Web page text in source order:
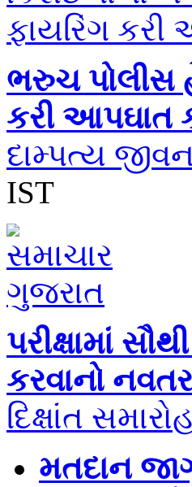
ભરુચ પોલીસ
કરી આપઘાત
દામ્પત્ય
IST
પરીક્ષામાં
કરવાનો
દિક્ષાંત
મતદાન